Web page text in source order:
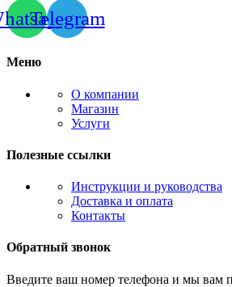
Telegram
Меню
О компании
Магазин
Услуги
Полезные ссылки
Инструкции и руководства
Доставка и оплата
Контакты
Обратный звонок
Введите ваш номер телефона и мы вам